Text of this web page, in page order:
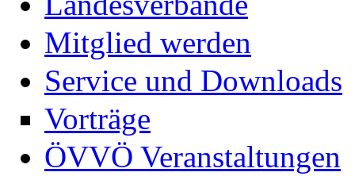
Mitglied werden
Service und Downloads
Vorträge
ÖVVÖ Veranstaltungen